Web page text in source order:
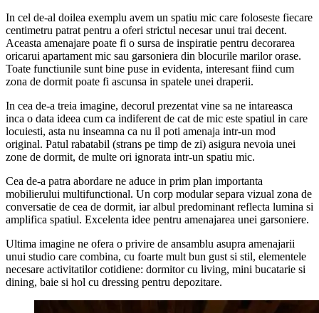
In cel de-al doilea exemplu avem un spatiu mic care foloseste fiecare
centimetru patrat pentru a oferi strictul necesar unui trai decent.
Aceasta amenajare poate fi o sursa de inspiratie pentru decorarea
oricarui apartament mic sau garsoniera din blocurile marilor orase.
Toate functiunile sunt bine puse in evidenta, interesant fiind cum
zona de dormit poate fi ascunsa in spatele unei draperii.
In cea de-a treia imagine, decorul prezentat vine sa ne intareasca
inca o data ideea cum ca indiferent de cat de mic este spatiul in care
locuiesti, asta nu inseamna ca nu il poti amenaja intr-un mod
original. Patul rabatabil (strans pe timp de zi) asigura nevoia unei
zone de dormit, de multe ori ignorata intr-un spatiu mic.
Cea de-a patra abordare ne aduce in prim plan importanta
mobilierului multifunctional. Un corp modular separa vizual zona de
conversatie de cea de dormit, iar albul predominant reflecta lumina si
amplifica spatiul. Excelenta idee pentru amenajarea unei garsoniere.
Ultima imagine ne ofera o privire de ansamblu asupra amenajarii
unui studio care combina, cu foarte mult bun gust si stil, elementele
necesare activitatilor cotidiene: dormitor cu living, mini bucatarie si
dining, baie si hol cu dressing pentru depozitare.